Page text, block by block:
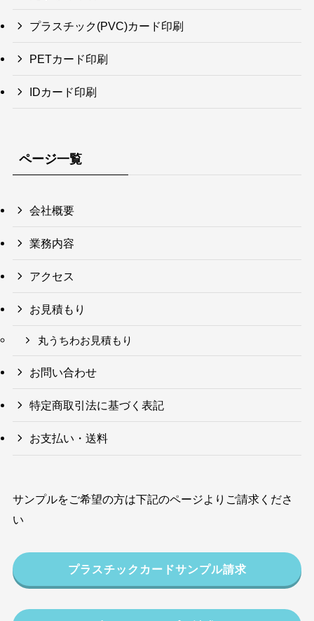
プラスチック(PVC)カード印刷
PETカード印刷
IDカード印刷
ページ一覧
会社概要
業務内容
アクセス
お見積もり
丸うちわお見積もり
お問い合わせ
特定商取引法に基づく表記
お支払い・送料
サンプルをご希望の方は下記のページよりご請求くださ
い
プラスチックカードサンプル請求